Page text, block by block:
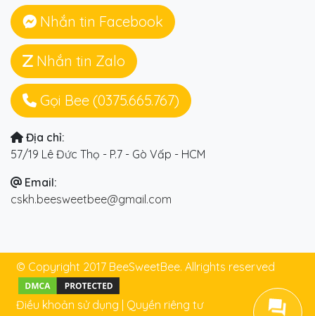
Nhắn tin Facebook
Nhắn tin Zalo
Gọi Bee (0375.665.767)
Địa chỉ:
57/19 Lê Đức Thọ - P.7 - Gò Vấp - HCM
Email:
cskh.beesweetbee@gmail.com
© Copyright 2017 BeeSweetBee. Allrights reserved
Điều khoản sử dụng | Quyền riêng tư